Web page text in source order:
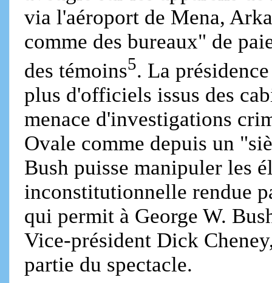
via l'aéroport de Mena,
comme des bureaux" de
des témoins5. La
plus d'officiels issus des
menace d'investigations
Ovale comme depuis un
Bush puisse manipuler les
inconstitutionnelle rendue
qui permit à George W.
Vice-président Dick
partie du spectacle.